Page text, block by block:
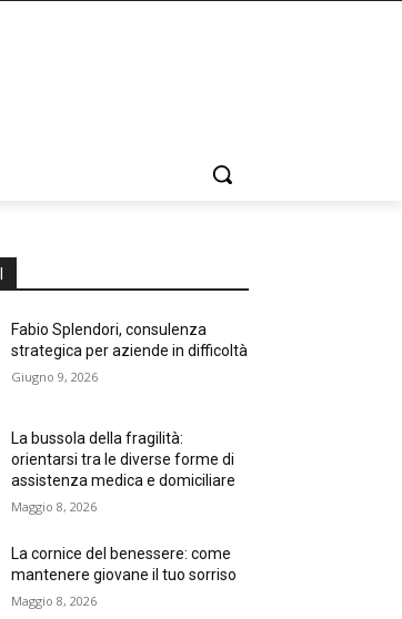
Fabio Splendori, consulenza
strategica per aziende in difficoltà
Giugno 9, 2026
La bussola della fragilità:
orientarsi tra le diverse forme di
assistenza medica e domiciliare
Maggio 8, 2026
La cornice del benessere: come
mantenere giovane il tuo sorriso
Maggio 8, 2026